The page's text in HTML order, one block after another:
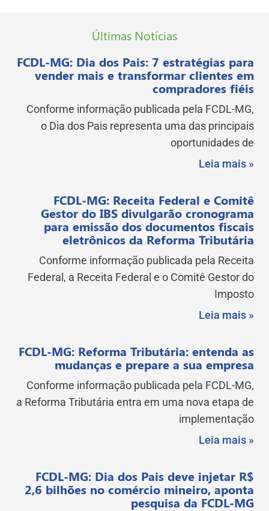
Últimas Notícias
FCDL-MG: Dia dos Pais: 7 estratégias para
vender mais e transformar clientes em
compradores fiéis
Conforme informação publicada pela FCDL-MG,
o Dia dos Pais representa uma das principais
oportunidades de
Leia mais »
FCDL-MG: Receita Federal e Comitê
Gestor do IBS divulgarão cronograma
para emissão dos documentos fiscais
eletrônicos da Reforma Tributária
Conforme informação publicada pela Receita
Federal, a Receita Federal e o Comitê Gestor do
Imposto
Leia mais »
FCDL-MG: Reforma Tributária: entenda as
mudanças e prepare a sua empresa
Conforme informação publicada pela FCDL-MG,
a Reforma Tributária entra em uma nova etapa de
implementação
Leia mais »
FCDL-MG: Dia dos Pais deve injetar R$
2,6 bilhões no comércio mineiro, aponta
pesquisa da FCDL-MG